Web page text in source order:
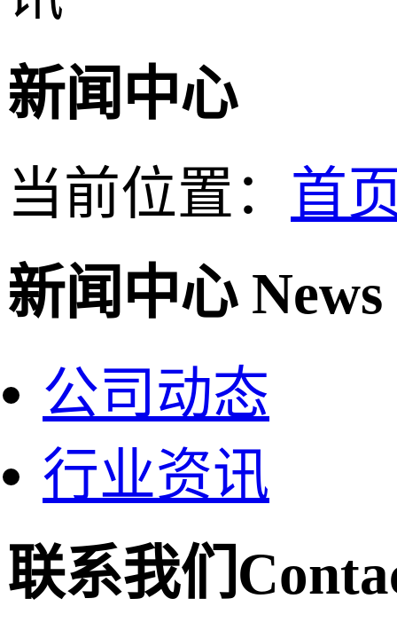
新闻中心
当前位置： 首
新闻中心 News
公司动态
行业资讯
联系我们